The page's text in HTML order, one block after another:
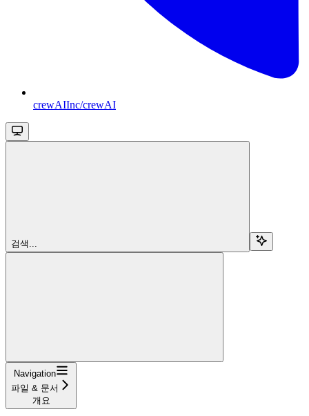
crewAIInc/crewAI
검색...
Navigation
파일 & 문서
개요